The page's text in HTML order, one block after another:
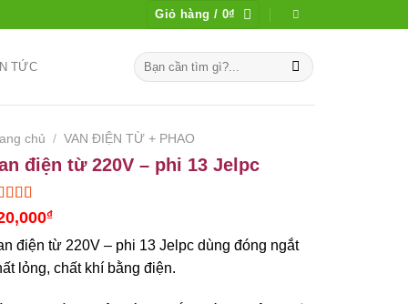
Giỏ hàng / 0₫
TỨC
Tìm
kiếm:
chủ / VAN ĐIỆN TỪ + PHAO
điện từ 220V – phi 13 Jelpc
trên 5
trên
giá
₫
điện từ 220V – phi 13 Jelpc dùng đóng ngắt
lỏng, chất khí bằng điện.